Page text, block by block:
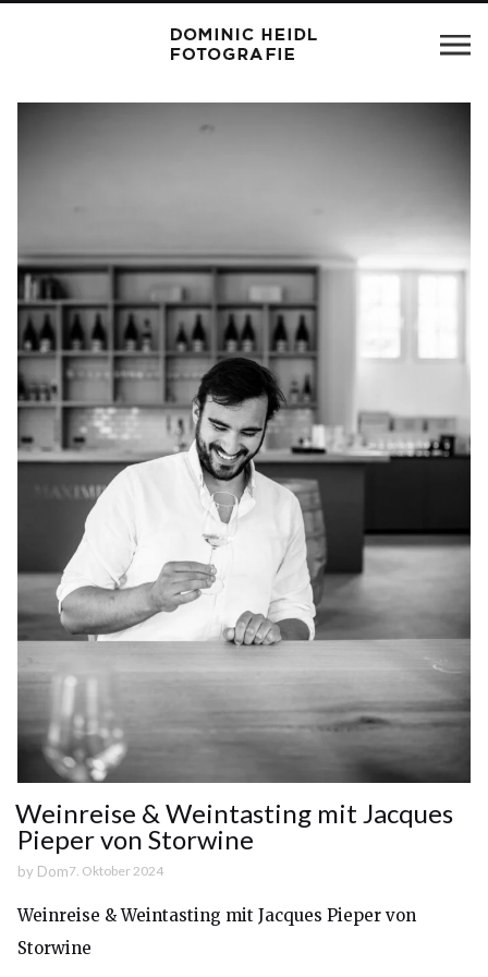
Weinreise & Weintasting mit Jacques
Pieper von Storwine
by Dom7. Oktober 2024
Weinreise & Weintasting mit Jacques Pieper von
Storwine